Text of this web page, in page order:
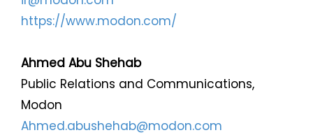
https://www.modon.com/
Ahmed Abu Shehab
Public Relations and Communications,
Modon
Ahmed.abushehab@modon.com